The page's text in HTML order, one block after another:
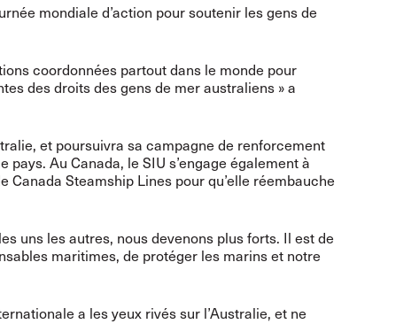
mondiale d’action pour soutenir les gens de
coordonnées partout dans le monde pour
des droits des gens de mer australiens » a
et poursuivra sa campagne de renforcement
Au Canada, le SIU s’engage également à
Canada Steamship Lines pour qu’elle réembauche
uns les autres, nous devenons plus forts. Il est de
maritimes, de protéger les marins et notre
a les yeux rivés sur l’Australie, et ne